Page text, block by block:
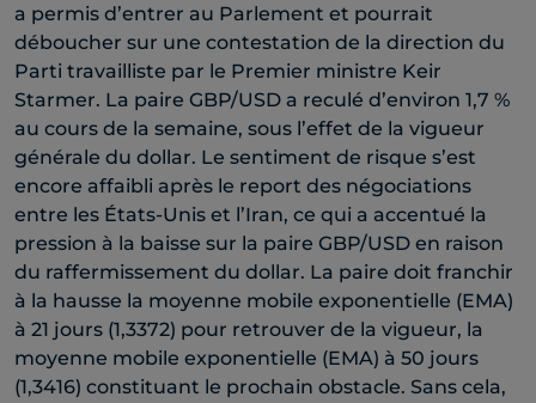
a permis d’entrer au Parlement et pourrait
déboucher sur une contestation de la direction du
Parti travailliste par le Premier ministre Keir
Starmer. La paire GBP/USD a reculé d’environ 1,7 %
au cours de la semaine, sous l’effet de la vigueur
générale du dollar. Le sentiment de risque s’est
encore affaibli après le report des négociations
entre les États-Unis et l’Iran, ce qui a accentué la
pression à la baisse sur la paire GBP/USD en raison
du raffermissement du dollar. La paire doit franchir
à la hausse la moyenne mobile exponentielle (EMA)
à 21 jours (1,3372) pour retrouver de la vigueur, la
moyenne mobile exponentielle (EMA) à 50 jours
(1,3416) constituant le prochain obstacle. Sans cela,